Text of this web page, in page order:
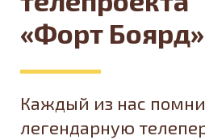
Каждый из нас
легендарную
«Форт Боярд»